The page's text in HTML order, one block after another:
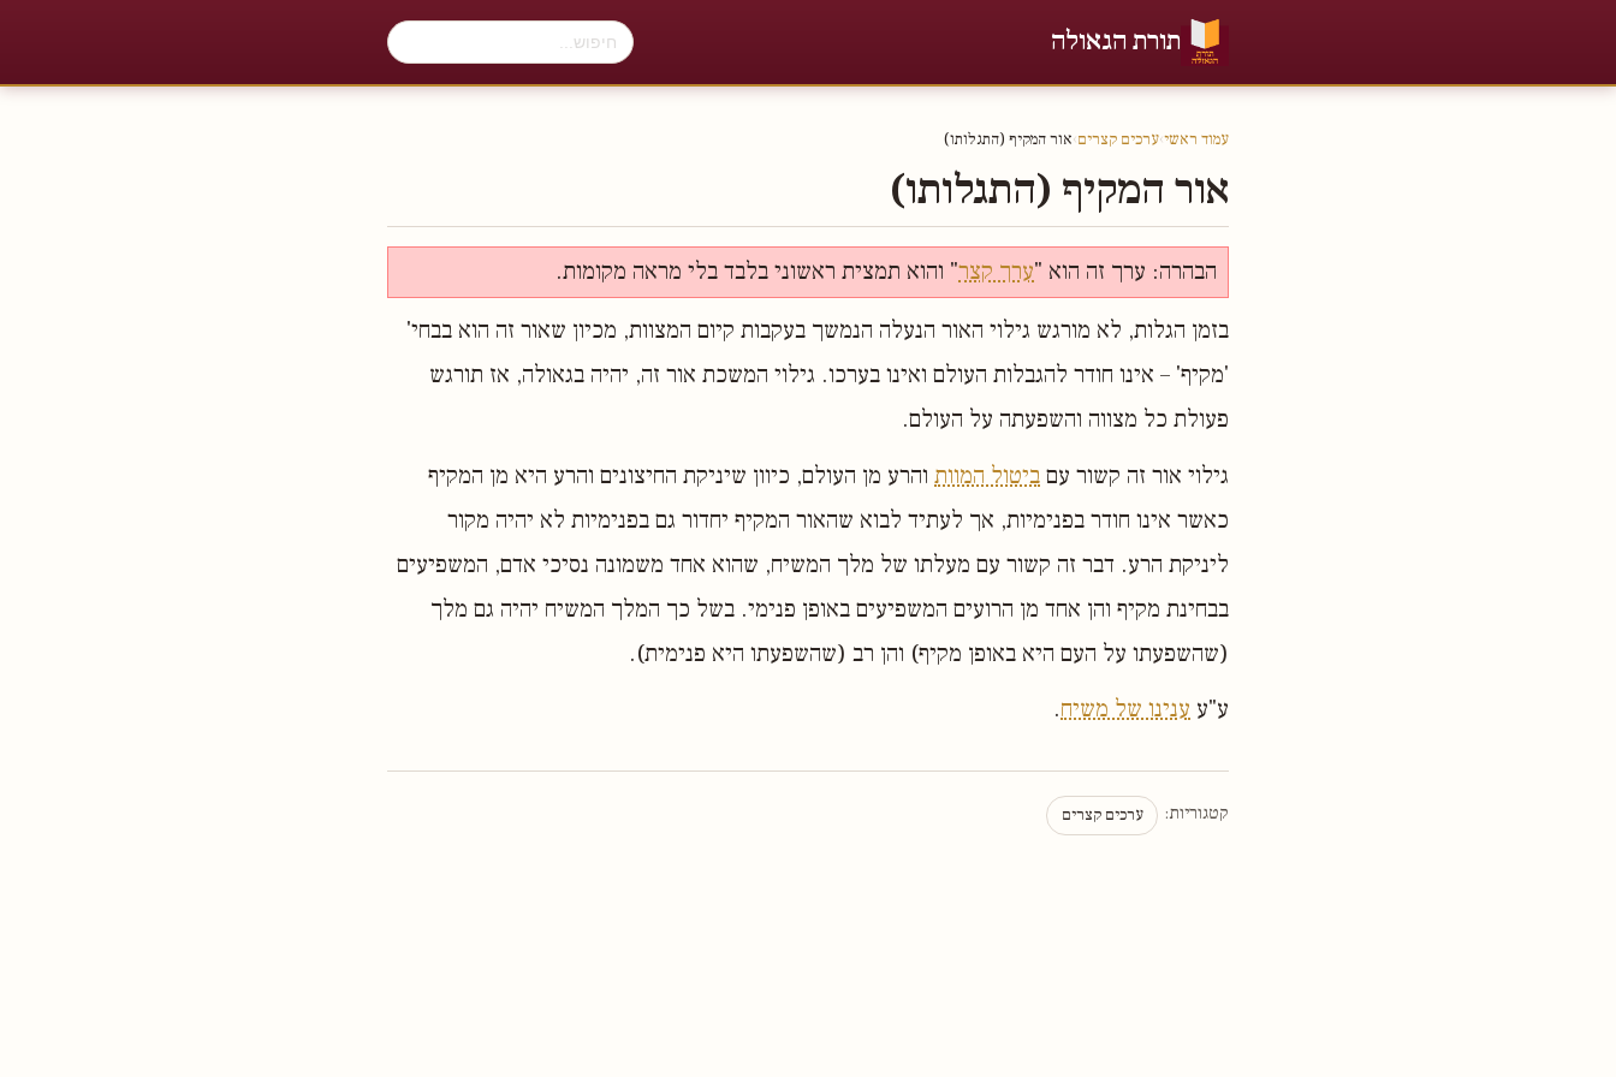
תורת הגאולה
עמוד ראשי›ערכים קצרים›אור המקיף (התגלותו)
אור המקיף (התגלותו)
הבהרה: ערך זה הוא "ערך קצר" והוא תמצית ראשוני בלבד בלי מראה מקומות.
בזמן הגלות, לא מורגש גילוי האור הנעלה הנמשך בעקבות קיום המצוות, מכיון שאור זה הוא בבחי'
'מקיף' – אינו חודר להגבלות העולם ואינו בערכו. גילוי המשכת אור זה, יהיה בגאולה, אז תורגש
פעולת כל מצווה והשפעתה על העולם.
גילוי אור זה קשור עםביטול המוות והרע מן העולם, כיוון שיניקת החיצונים והרע היא מן המקיף
כאשר אינו חודר בפנימיות, אך לעתיד לבוא שהאור המקיף יחדור גם בפנימיות לא יהיה מקור
ליניקת הרע. דבר זה קשור עם מעלתו של מלך המשיח, שהוא אחד משמונה נסיכי אדם, המשפיעים
בבחינת מקיף והן אחד מן הרועים המשפיעים באופן פנימי. בשל כך המלך המשיח יהיה גם מלך
(שהשפעתו על העם היא באופן מקיף) והן רב (שהשפעתו היא פנימית).
ע"ע ענינו של משיח.
קטגוריות: ערכים קצרים